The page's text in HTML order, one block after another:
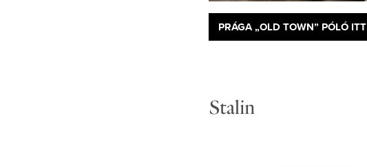
PRÁGA „OLD TOWN” PÓLÓ ITT
Stalin